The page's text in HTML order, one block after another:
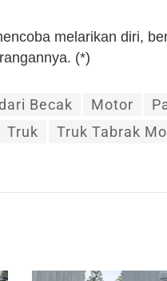
melarikan diri,
(*)
Becak Motor
Truk Truk Tabrak